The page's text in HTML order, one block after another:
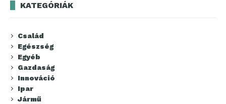
KATEGÓRIÁK
Család
Egészség
Egyéb
Gazdaság
Innováció
Ipar
Jármű